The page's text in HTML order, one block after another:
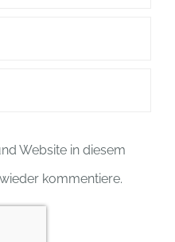
Website in diesem
kommentiere.